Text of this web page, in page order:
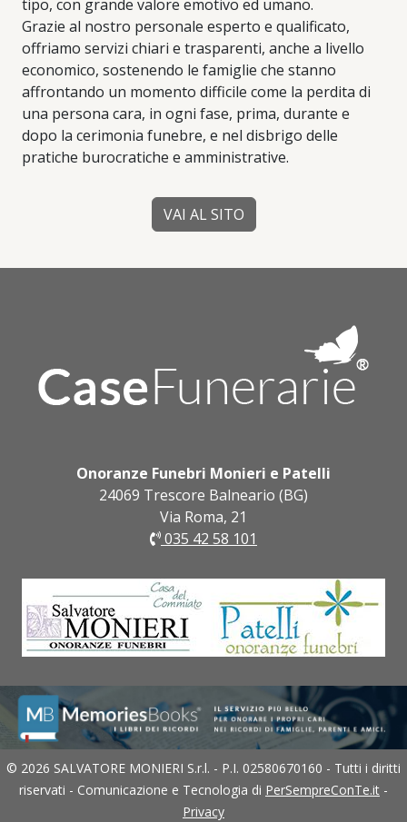
tipo, con grande valore emotivo ed umano.
Grazie al nostro personale esperto e qualificato,
offriamo servizi chiari e trasparenti, anche a livello
economico, sostenendo le famiglie che stanno
affrontando un momento difficile come la perdita di
una persona cara, in ogni fase, prima, durante e
dopo la cerimonia funebre, e nel disbrigo delle
pratiche burocratiche e amministrative.
VAI AL SITO
Onoranze Funebri Monieri e Patelli
24069 Trescore Balneario (BG)
Via Roma, 21
035 42 58 101
© 2026 SALVATORE MONIERI S.r.l. - P.I. 02580670160 - Tutti i diritti
riservati - Comunicazione e Tecnologia di PerSempreConTe.it -
Privacy